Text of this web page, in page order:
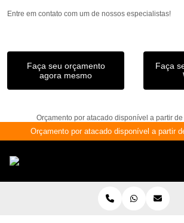
Entre em contato com um de nossos especialistas!
Faça seu orçamento
agora mesmo
Faça
Orçamento por atacado disponível a partir
Orçamento por atacado disponível a partir